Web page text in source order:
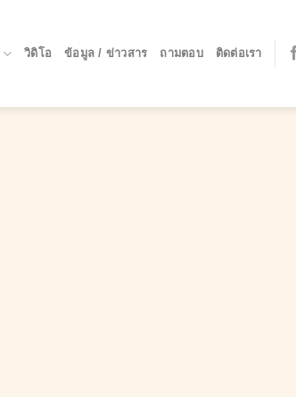
วิดิโอ ข้อมูล / ข่าวสาร ถามตอบ ติดต่อเรา